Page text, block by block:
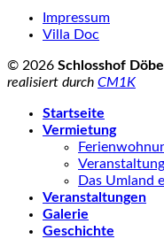
Impressum
Villa Doc
© 2026 Schlosshof
realisiert durch CM1K
Startseite
Vermietung
Das Umland
Veranstaltungen
Galerie
Geschichte